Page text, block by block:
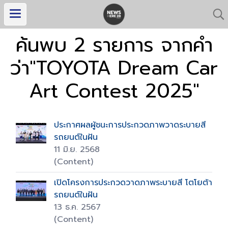
ค้นพบ 2 รายการ จากคำ
ว่า"TOYOTA Dream Car
Art Contest 2025"
ประกาศผลผู้ชนะการประกวดภาพวาดระบายสี
รถยนต์ในฝัน
11 มิ.ย. 2568
(Content)
เปิดโครงการประกวดวาดภาพระบายสี โตโยต้า
รถยนต์ในฝัน
13 ธ.ค. 2567
(Content)